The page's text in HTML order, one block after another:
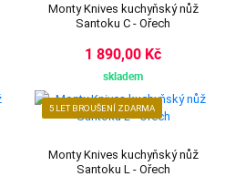
Monty Knives kuchyňský nůž
Santoku C - Ořech
1 890,00 Kč
skladem
5 LET BROUŠENÍ ZDARMA
Monty Knives kuchyňský nůž
Santoku L - Ořech